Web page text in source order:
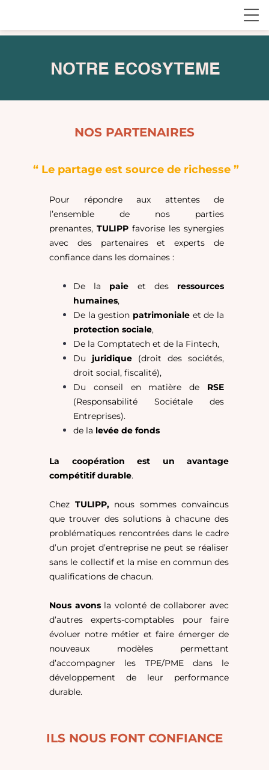
NOTRE ECOSYTEME
NOS PARTENAIRES
“ Le partage est source de richesse ”
Pour répondre aux attentes de
l’ensemble de nos parties
prenantes, TULIPP favorise les synergies
avec des partenaires et experts de
confiance dans les domaines :
De la paie et des ressources
humaines,
De la gestion patrimoniale et de la
protection sociale,
De la Comptatech et de la Fintech,
Du juridique (droit des sociétés,
droit social, fiscalité),
Du conseil en matière de RSE
(Responsabilité Sociétale des
Entreprises).
de la levée de fonds
La coopération est un avantage
compétitif durable.
Chez TULIPP, nous sommes convaincus
que trouver des solutions à chacune des
problématiques rencontrées dans le cadre
d’un projet d’entreprise ne peut se réaliser
sans le collectif et la mise en commun des
qualifications de chacun.
Nous avonsla volonté de collaborer avec
d’autres experts-comptables pour faire
évoluer notre métier et faire émerger de
nouveaux modèles permettant
d’accompagner les TPE/PME dans le
développement de leur performance
durable.
ILS NOUS FONT CONFIANCE